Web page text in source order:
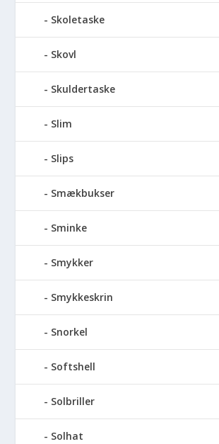
Skoletaske
Skovl
Skuldertaske
Slim
Slips
Smækbukser
Sminke
Smykker
Smykkeskrin
Snorkel
Softshell
Solbriller
Solhat